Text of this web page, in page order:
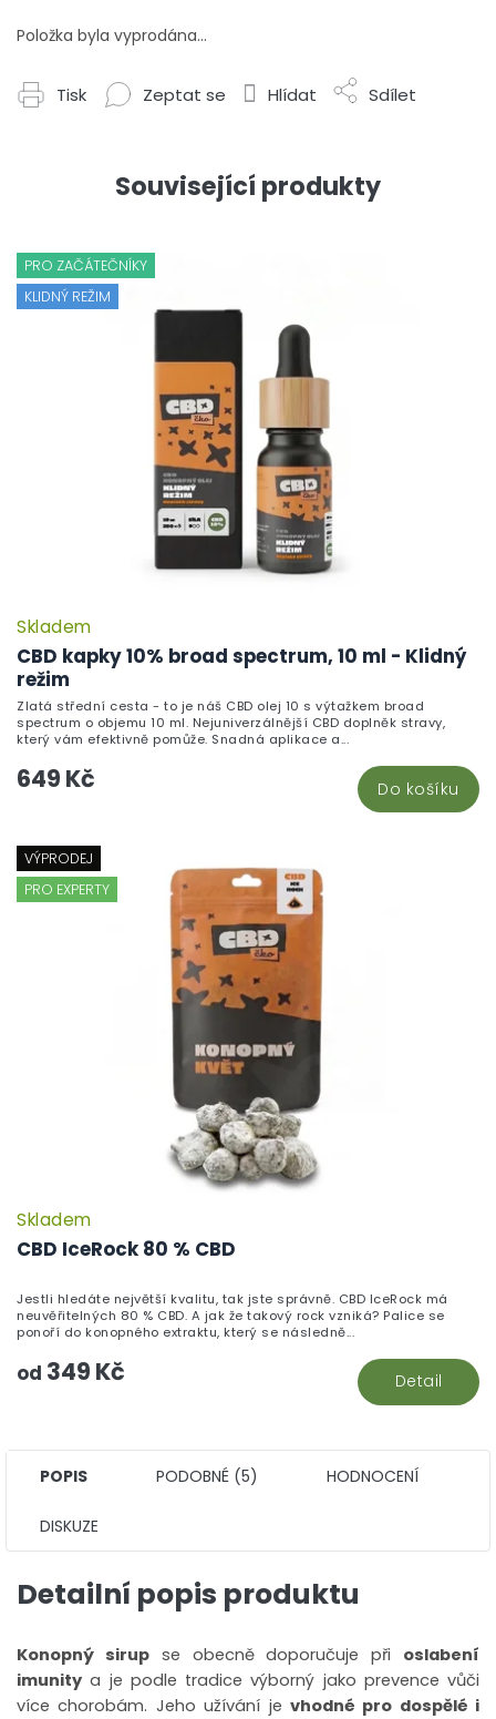
Položka byla vyprodána…
Tisk Zeptat se Hlídat Sdílet
Související produkty
PRO ZAČÁTEČNÍKY
KLIDNÝ REŽIM
CBD kapky 10% broad spectrum, 10 ml - Klidný
režim
Skladem
649 Kč Do košíku
Zlatá střední cesta - to je náš CBD olej 10 s výtažkem broad
spectrum o objemu 10 ml. Nejuniverzálnější CBD doplněk stravy,
který vám efektivně pomůže. Snadná aplikace a...
VÝPRODEJ
PRO EXPERTY
CBD IceRock 80 % CBD
Skladem
od 349 Kč Detail
Jestli hledáte největší kvalitu, tak jste správně. CBD IceRock má
neuvěřitelných 80 % CBD. A jak že takový rock vzniká? Palice se
ponoří do konopného extraktu, který se následně...
POPIS PODOBNÉ (5) HODNOCENÍ
DISKUZE
Detailní popis produktu
Konopný sirupse obecně doporučuje při oslabení
imunity a je podle tradice výborný jako prevence vůči
více chorobám. Jeho užívání je vhodné pro dospělé i